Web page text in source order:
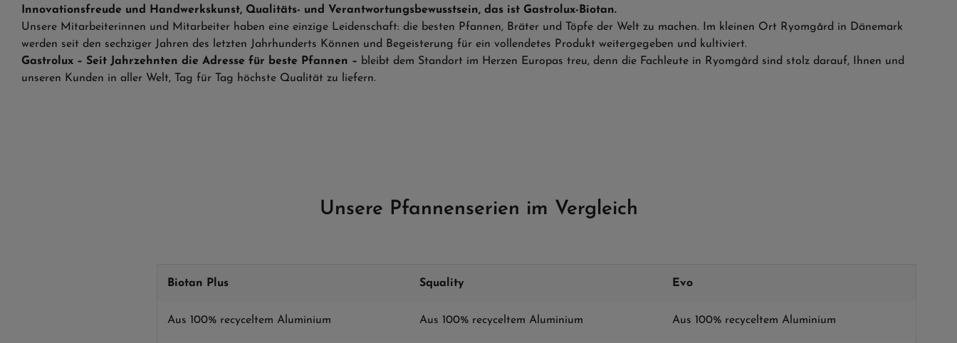
Innovationsfreude und Handwerkskunst, Qualitäts- und Verantwortungsbewusstsein, das ist Gastrolux-Biotan.
Unsere Mitarbeiterinnen und Mitarbeiter haben eine einzige Leidenschaft: die besten Pfannen, Bräter und Töpfe der Welt zu machen. Im kleinen Ort Ryomgård in Dänemark
werden seit den sechziger Jahren des letzten Jahrhunderts Können und Begeisterung für ein vollendetes Produkt weitergegeben und kultiviert.
Gastrolux – Seit Jahrzehnten die Adresse für beste Pfannen – bleibt dem Standort im Herzen Europas treu, denn die Fachleute in Ryomgård sind stolz darauf, Ihnen und
unseren Kunden in aller Welt, Tag für Tag höchste Qualität zu liefern.
Unsere Pfannenserien im Vergleich
Biotan Plus Squality Evo
Aus 100% recyceltem Aluminium Aus 100% recyceltem Aluminium Aus 100% recyceltem Aluminium